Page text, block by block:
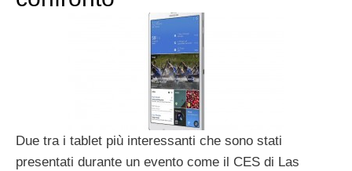
Due tra i tablet più interessanti che sono stati
presentati durante un evento come il CES di Las